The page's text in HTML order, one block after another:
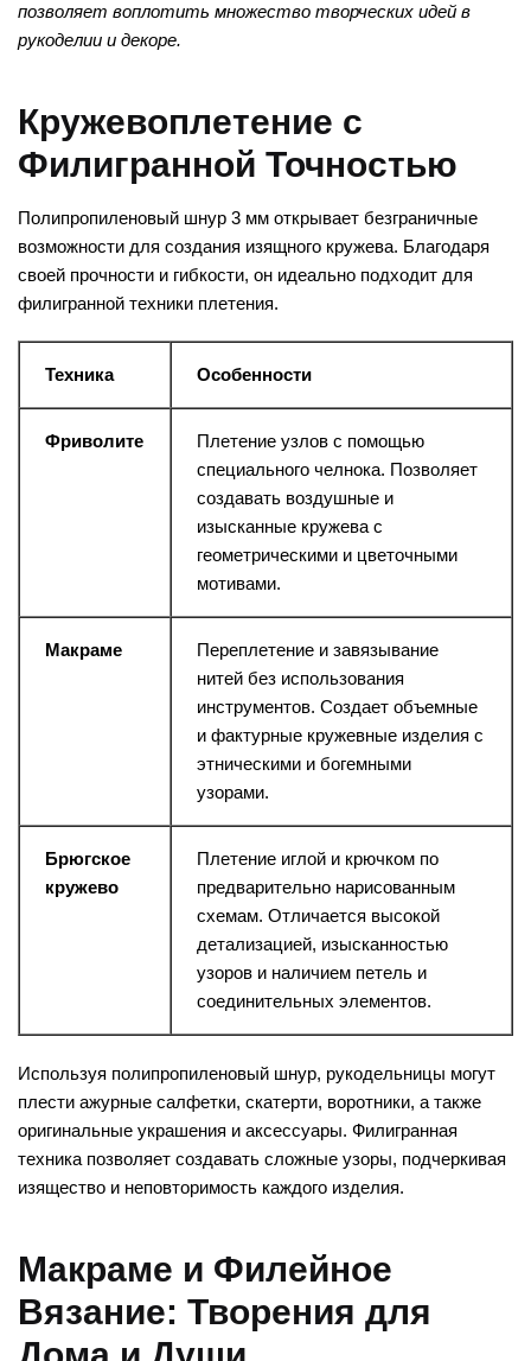
позволяет воплотить множество творческих идей в
рукоделии и декоре.
Кружевоплетение с
Филигранной Точностью
Полипропиленовый шнур 3 мм открывает безграничные
возможности для создания изящного кружева. Благодаря
своей прочности и гибкости, он идеально подходит для
филигранной техники плетения.
Техника Особенности
Фриволите
Плетение узлов с помощью
специального челнока. Позволяет
создавать воздушные и
изысканные кружева с
геометрическими и цветочными
мотивами.
Макраме
Переплетение и завязывание
нитей без использования
инструментов. Создает объемные
и фактурные кружевные изделия с
этническими и богемными
узорами.
Брюгское
кружево
Плетение иглой и крючком по
предварительно нарисованным
схемам. Отличается высокой
детализацией, изысканностью
узоров и наличием петель и
соединительных элементов.
Используя полипропиленовый шнур, рукодельницы могут
плести ажурные салфетки, скатерти, воротники, а также
оригинальные украшения и аксессуары. Филигранная
техника позволяет создавать сложные узоры, подчеркивая
изящество и неповторимость каждого изделия.
Макраме и Филейное
Вязание: Творения для